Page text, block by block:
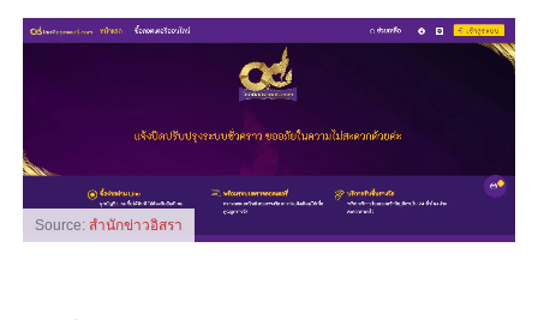
Source: สำนักข่าวอิสรา